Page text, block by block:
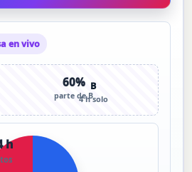
en vivo
60%
parte de B
B
4 h solo
h